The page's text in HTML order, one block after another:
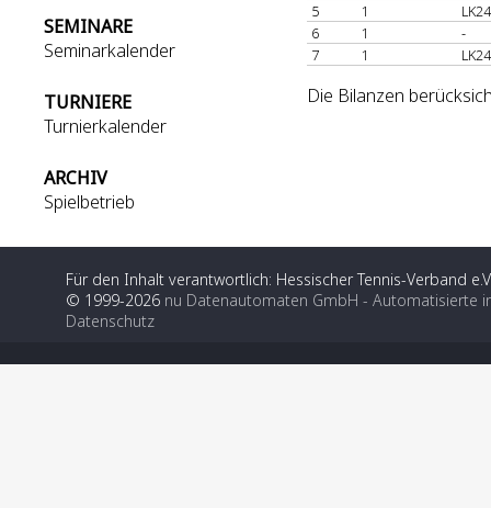
SEMINARE
Seminarkalender
TURNIERE
Turnierkalender
ARCHIV
Spielbetrieb
5
1
6
1
-
7
1
Die Bilanzen
Für den Inhalt verantwortlich: Hessischer Tennis-Verband
© 1999-2026 nu Datenautomaten GmbH - Automatisierte
Datenschutz